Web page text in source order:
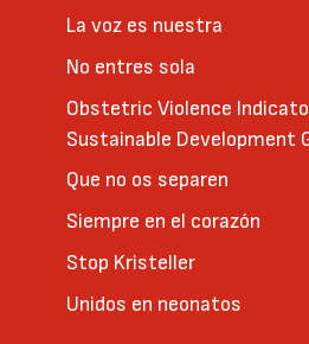
La voz es nuestra
No entres sola
Obstetric Violence
Sustainable Development
Que no os separen
Siempre en el corazón
Stop Kristeller
Unidos en neonatos